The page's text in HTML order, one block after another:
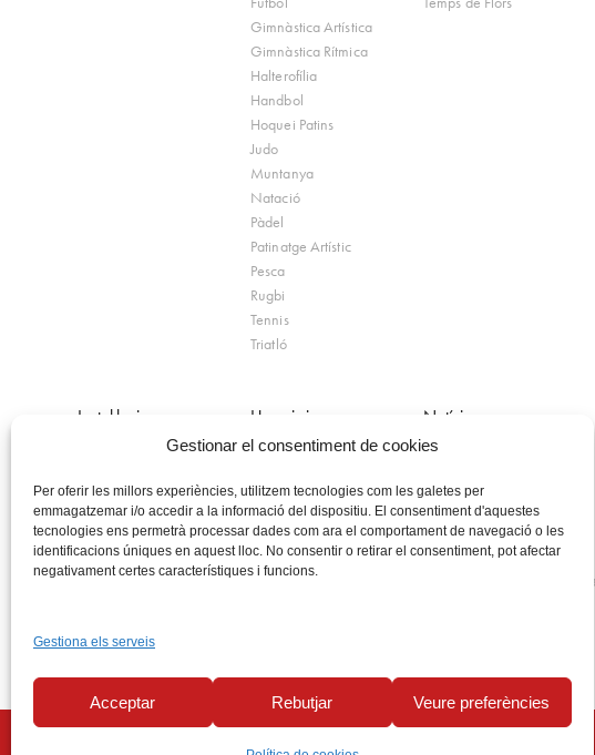
Gestionar el consentiment de cookies
Per oferir les millors experiències, utilitzem tecnologies com les galetes per
emmagatzemar i/o accedir a la informació del dispositiu. El consentiment d'aquestes
tecnologies ens permetrà processar dades com ara el comportament de navegació o les
identificacions úniques en aquest lloc. No consentir o retirar el consentiment, pot afectar
negativament certes característiques i funcions.
Gestiona els serveis
Acceptar Rebutjar Veure preferències
Gimnàstica Artística
Gimnàstica Rítmica
Halterofília
Handbol
Hoquei Patins
Judo
Muntanya
Natació
Pàdel
Patinatge Artístic
Pesca
Rugbi
Tennis
Triatló
Instal·lacions
Palau Sacosta
Refugi de Sant Miquel
Turisme Esportiu
Horaris i preus
Tarifes generals
Ocupació piscines
Promocions
Notícies
Actualitat
Butlletí-revista GEiEG
Programa de ràdio
Avís legal Política de privacitat